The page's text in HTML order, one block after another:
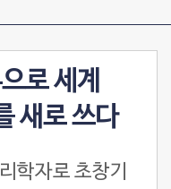
로 세계
새로 쓰다
학자로 초창기